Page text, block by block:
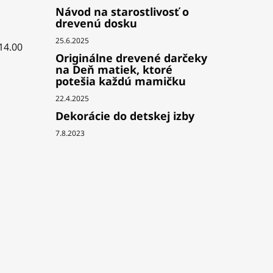
Návod na starostlivosť o
drevenú dosku
25.6.2025
Originálne drevené darčeky
na Deň matiek, ktoré
potešia každú mamičku
22.4.2025
Dekorácie do detskej izby
7.8.2023